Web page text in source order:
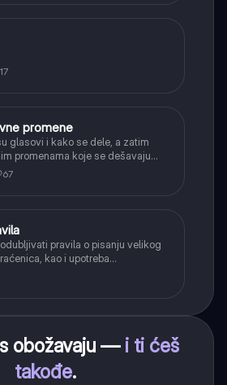
promene
glasovi i kako se dele, a zatim
promenama koje se dešavaju
jedan pored drugog u rečima
po zvučnosti i mestu
67
pravila o pisanju velikog
kao i upotreba
fokusom na zarez u
obožavaju — i ti ćeš
takođe.